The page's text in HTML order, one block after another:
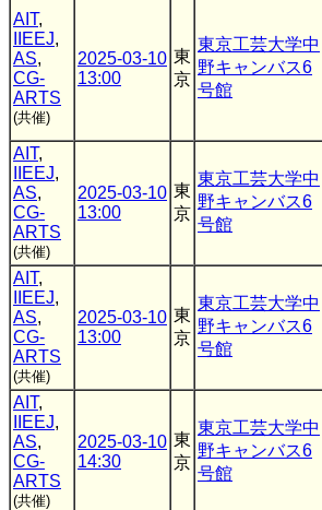
AIT,
IIEEJ,
AS,
CG-
ARTS
(共催)
2025-03-10
13:00
東
京
東京工芸大学中
野キャンバス6
号館
AIT,
IIEEJ,
AS,
CG-
ARTS
(共催)
2025-03-10
13:00
東
京
東京工芸大学中
野キャンバス6
号館
AIT,
IIEEJ,
AS,
CG-
ARTS
(共催)
2025-03-10
13:00
東
京
東京工芸大学中
野キャンバス6
号館
AIT,
IIEEJ,
AS,
CG-
ARTS
(共催)
2025-03-10
14:30
東
京
東京工芸大学中
野キャンバス6
号館